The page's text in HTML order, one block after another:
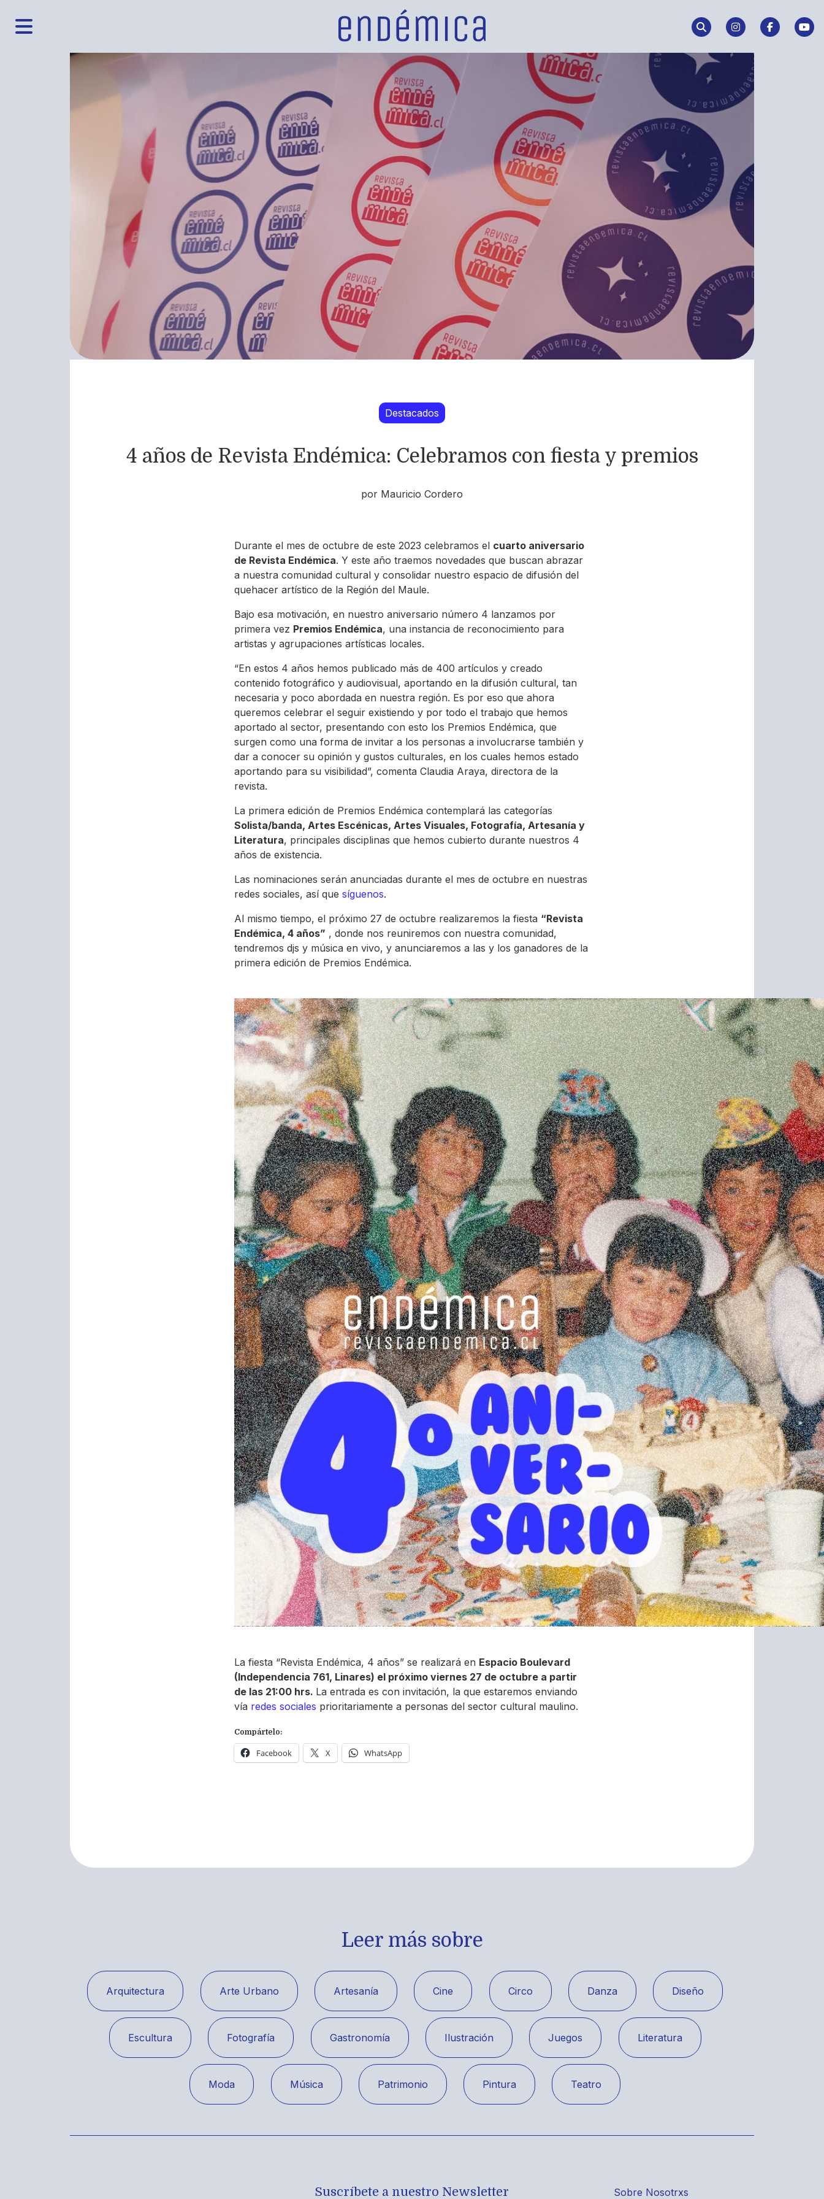
Destacados
4 años de Revista Endémica: Celebramos con fiesta y premios
por Mauricio Cordero
Durante el mes de octubre de este 2023 celebramos el cuarto aniversario
de Revista Endémica. Y este año traemos novedades que buscan abrazar
a nuestra comunidad cultural y consolidar nuestro espacio de difusión del
quehacer artístico de la Región del Maule.
Bajo esa motivación, en nuestro aniversario número 4 lanzamos por
primera vez Premios Endémica, una instancia de reconocimiento para
artistas y agrupaciones artísticas locales.
“En estos 4 años hemos publicado más de 400 artículos y creado
contenido fotográfico y audiovisual, aportando en la difusión cultural, tan
necesaria y poco abordada en nuestra región. Es por eso que ahora
queremos celebrar el seguir existiendo y por todo el trabajo que hemos
aportado al sector, presentando con esto los Premios Endémica, que
surgen como una forma de invitar a los personas a involucrarse también y
dar a conocer su opinión y gustos culturales, en los cuales hemos estado
aportando para su visibilidad”, comenta Claudia Araya, directora de la
revista.
La primera edición de Premios Endémica contemplará las categorías
Solista/banda, Artes Escénicas, Artes Visuales, Fotografía, Artesanía y
Literatura, principales disciplinas que hemos cubierto durante nuestros 4
años de existencia.
Las nominaciones serán anunciadas durante el mes de octubre en nuestras
redes sociales, así que síguenos.
Al mismo tiempo, el próximo 27 de octubre realizaremos la fiesta “Revista
Endémica, 4 años” , donde nos reuniremos con nuestra comunidad,
tendremos djs y música en vivo, y anunciaremos a las y los ganadores de la
primera edición de Premios Endémica.
La fiesta “Revista Endémica, 4 años” se realizará en Espacio Boulevard
(Independencia 761, Linares) el próximo viernes 27 de octubre a partir
de las 21:00 hrs. La entrada es con invitación, la que estaremos enviando
vía redes sociales prioritariamente a personas del sector cultural maulino.
Compártelo:
Facebook X WhatsApp
Leer más sobre
Arquitectura Arte Urbano Artesanía Cine Circo Danza Diseño
Escultura Fotografía Gastronomía Ilustración Juegos Literatura
Moda Música Patrimonio Pintura Teatro
Suscríbete a nuestro Newsletter Sobre Nosotrxs